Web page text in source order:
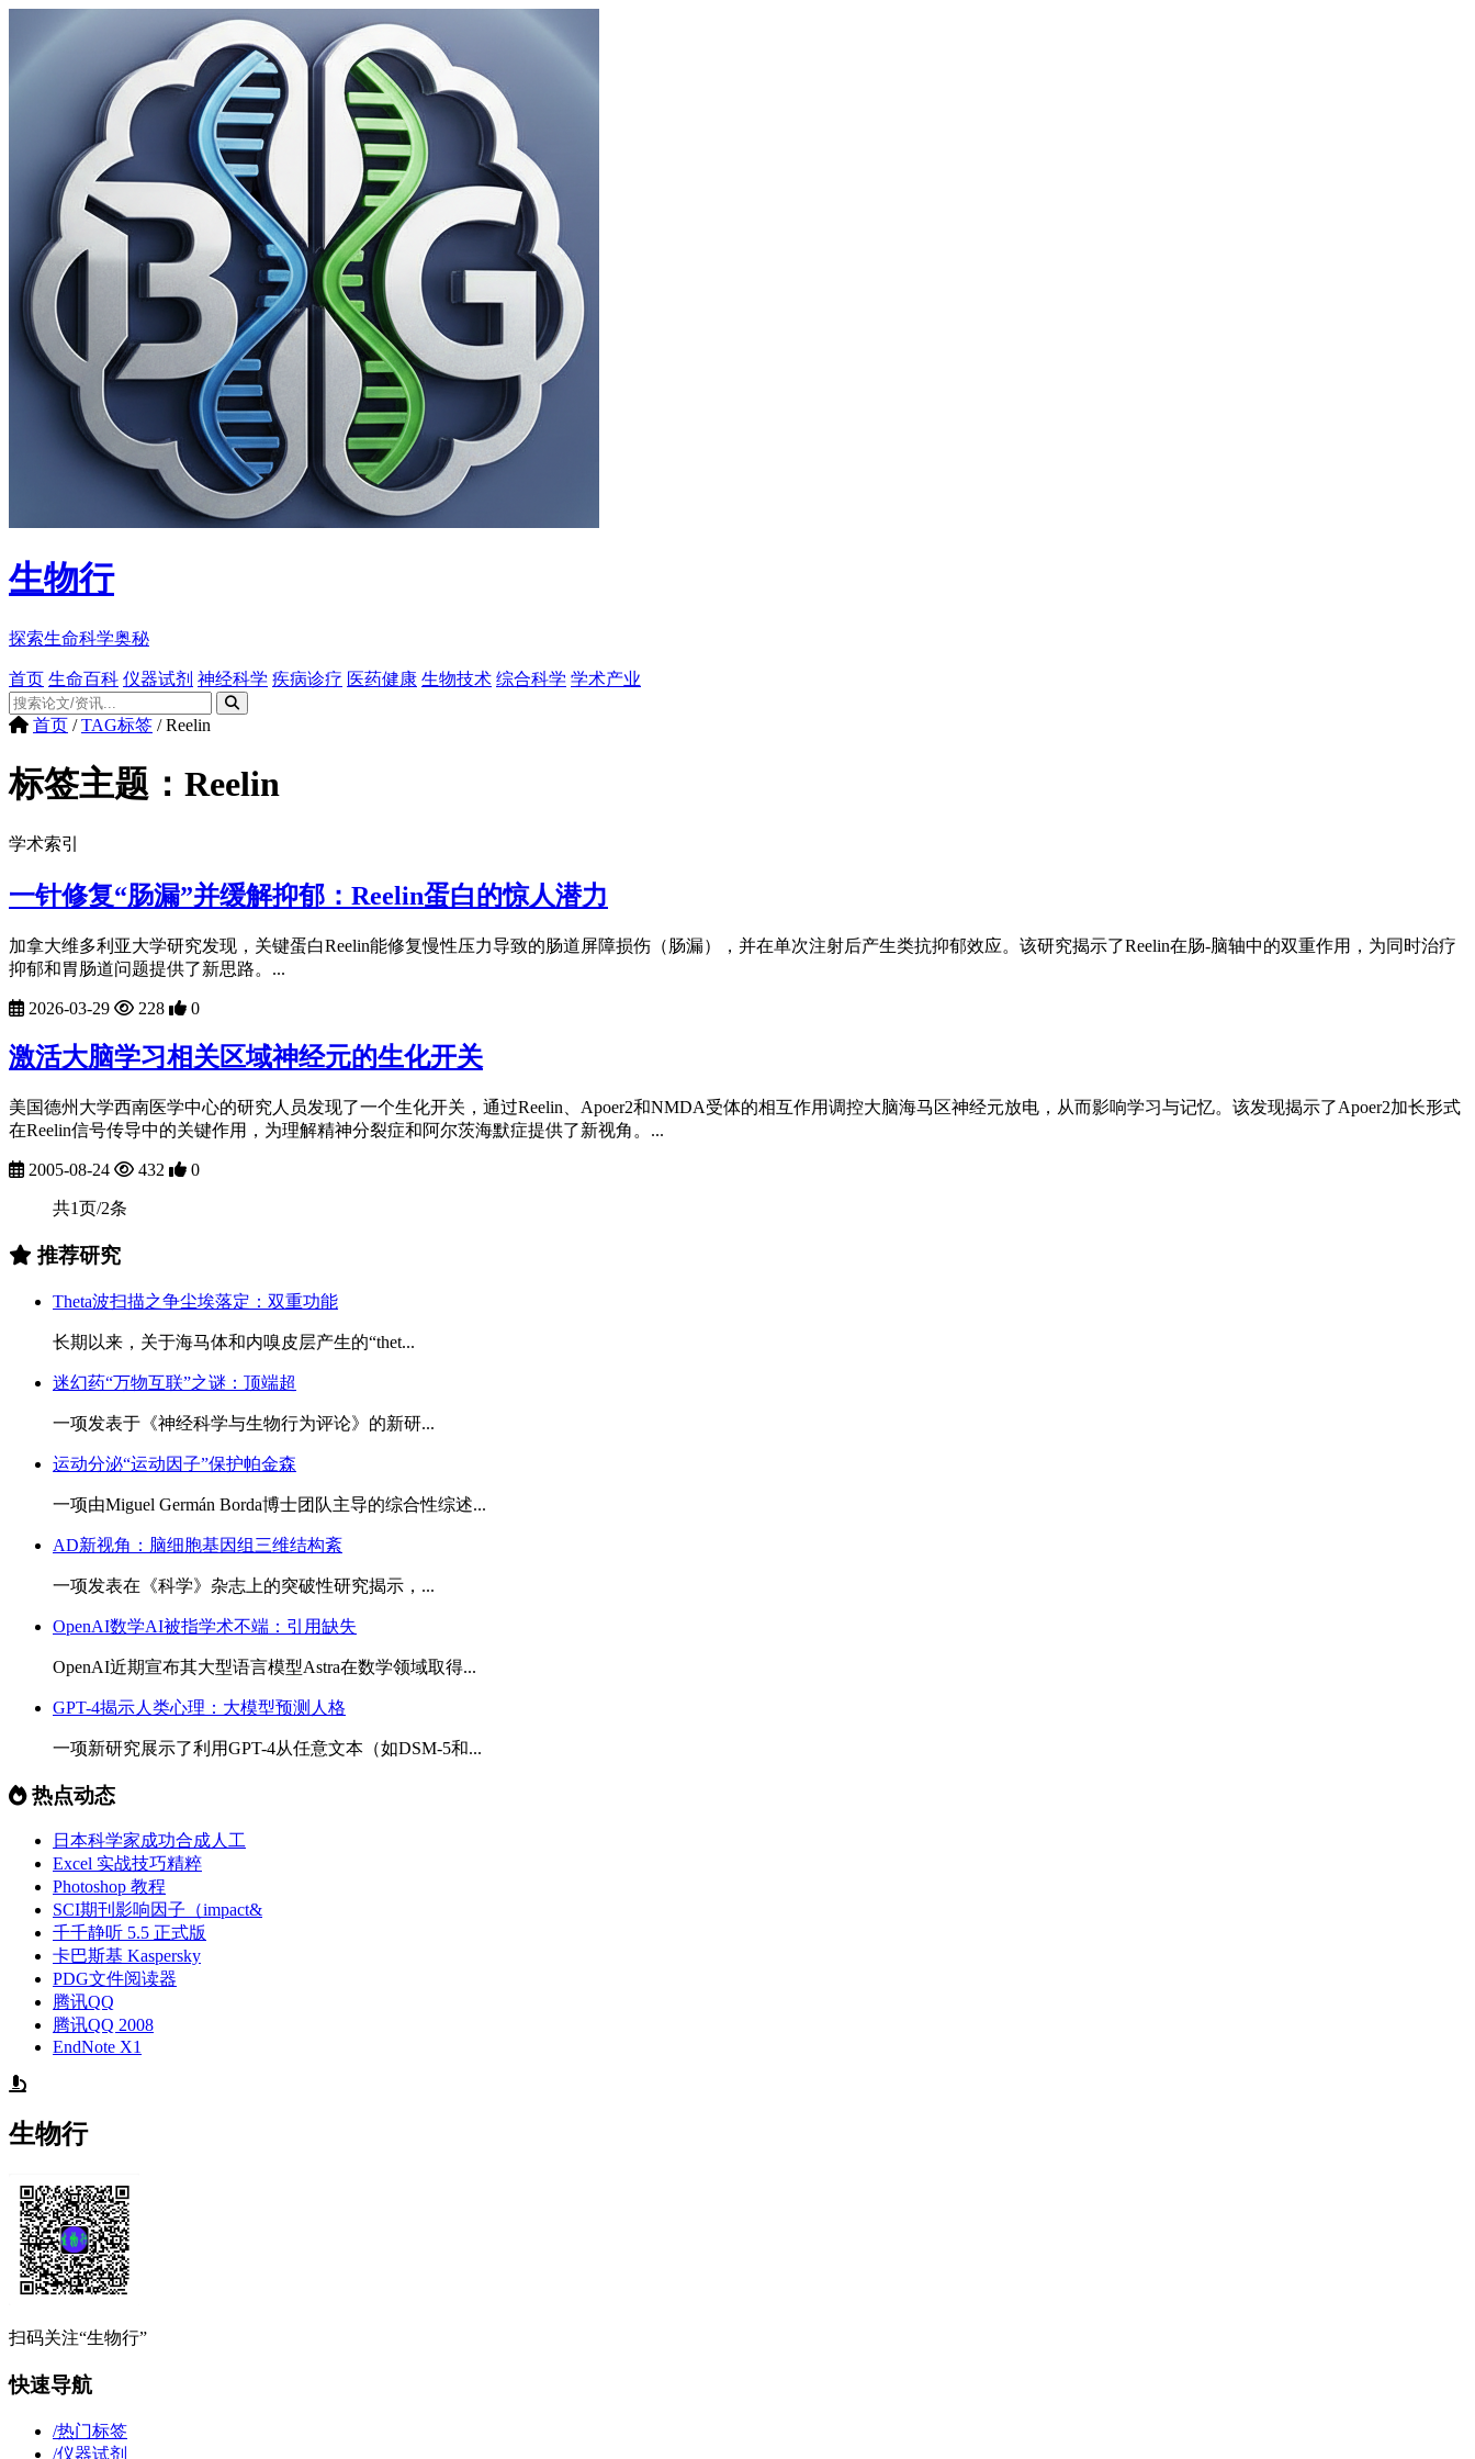
生物行
探索生命科学奥秘
首页 生命百科 仪器试剂 神经科学 疾病诊疗 医药健康 生物技术 综合科学 学术产业
首页 / TAG标签 / Reelin
标签主题： Reelin
学术索引
一针修复“肠漏”并缓解抑郁：Reelin蛋白的惊人潜力
加拿大维多利亚大学研究发现，关键蛋白Reelin能修复慢性压力导致的肠道屏障损伤（肠漏），并在单次注射后产生类抗抑郁效应。该研究揭示了Reelin在肠-脑轴中的双重作用，为同时治疗
抑郁和胃肠道问题提供了新思路。...
2026-03-29 228 0
激活大脑学习相关区域神经元的生化开关
美国德州大学西南医学中心的研究人员发现了一个生化开关，通过Reelin、Apoer2和NMDA受体的相互作用调控大脑海马区神经元放电，从而影响学习与记忆。该发现揭示了Apoer2加长形式
在Reelin信号传导中的关键作用，为理解精神分裂症和阿尔茨海默症提供了新视角。...
2005-08-24 432 0
共1页/2条
推荐研究
Theta波扫描之争尘埃落定：双重功能
长期以来，关于海马体和内嗅皮层产生的“thet...
迷幻药“万物互联”之谜：顶端超
一项发表于《神经科学与生物行为评论》的新研...
运动分泌“运动因子”保护帕金森
一项由Miguel Germán Borda博士团队主导的综合性综述...
AD新视角：脑细胞基因组三维结构紊
一项发表在《科学》杂志上的突破性研究揭示，...
OpenAI数学AI被指学术不端：引用缺失
OpenAI近期宣布其大型语言模型Astra在数学领域取得...
GPT-4揭示人类心理：大模型预测人格
一项新研究展示了利用GPT-4从任意文本（如DSM-5和...
热点动态
日本科学家成功合成人工
Excel 实战技巧精粹
Photoshop 教程
SCI期刊影响因子（impact&
千千静听 5.5 正式版
卡巴斯基 Kaspersky
PDG文件阅读器
腾讯QQ
腾讯QQ 2008
EndNote X1
生物行
扫码关注“生物行”
快速导航
/热门标签
/仪器试剂